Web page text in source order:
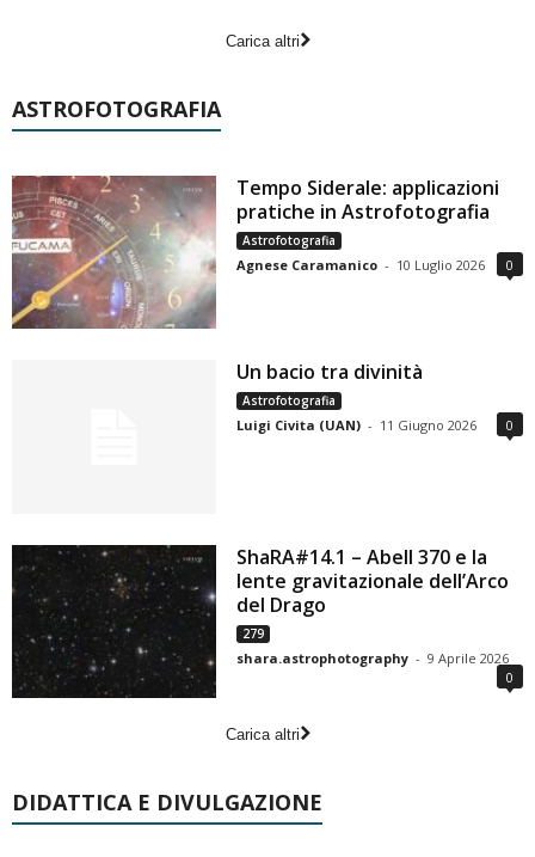
Carica altri
ASTROFOTOGRAFIA
Tempo Siderale: applicazioni
pratiche in Astrofotografia
Astrofotografia
Agnese Caramanico - 10 Luglio 2026 0
Un bacio tra divinità
Astrofotografia
Luigi Civita (UAN) - 11 Giugno 2026 0
ShaRA#14.1 – Abell 370 e la
lente gravitazionale dell’Arco
del Drago
279
shara.astrophotography - 9 Aprile 2026
0
Carica altri
DIDATTICA E DIVULGAZIONE